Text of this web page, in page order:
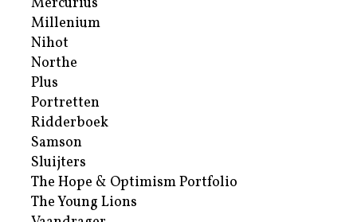
Millenium
Nihot
Northe
Plus
Portretten
Ridderboek
Samson
Sluijters
The Hope & Optimism Portfolio
The Young Lions